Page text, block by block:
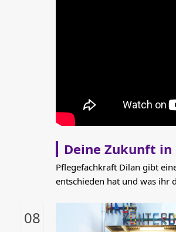
Deine Zukunft in
Pflegefachkraft Dilan gibt
entschieden hat und was ihr
08